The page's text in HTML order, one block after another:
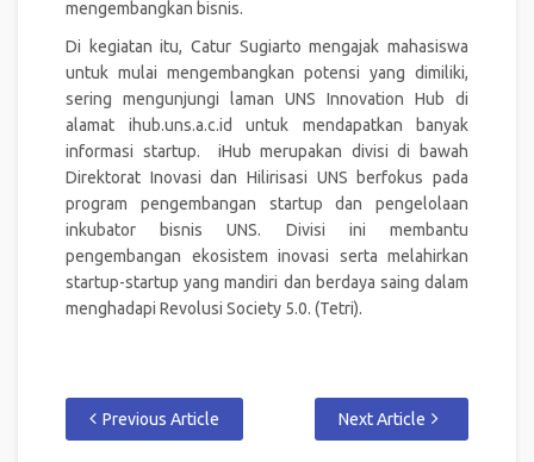
mengembangkan bisnis.
Di kegiatan itu, Catur Sugiarto mengajak mahasiswa
untuk mulai mengembangkan potensi yang dimiliki,
sering mengunjungi laman UNS Innovation Hub di
alamat ihub.uns.a.c.id untuk mendapatkan banyak
informasi startup. iHub merupakan divisi di bawah
Direktorat Inovasi dan Hilirisasi UNS berfokus pada
program pengembangan startup dan pengelolaan
inkubator bisnis UNS. Divisi ini membantu
pengembangan ekosistem inovasi serta melahirkan
startup-startup yang mandiri dan berdaya saing dalam
menghadapi Revolusi Society 5.0. (Tetri).
Previous Article Next Article